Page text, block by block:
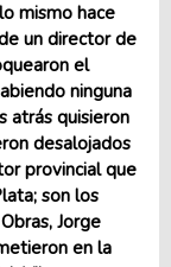
mismo hace
un director de
el
ninguna
atrás quisieron
desalojados
provincial que
son los
Jorge
en la